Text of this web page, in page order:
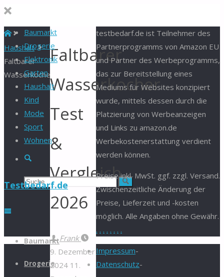
Baumarkt
Drogerie
Elektronik
Garten
Haushalt
Kind
Mode
Sport
Wohnen
Suche
Suchen Suche
Testbedarf.de
Zum
springen
Baumarkt
Drogerie
Start
Haushalt
Faltbarer
Wasserkocher
Faltbarer
Wasserkocher
Test
&
Vergleich
2026
Frank
9. Dezember
2024 11.
testbedarf.de ist Teilnehmer des
Partnerprogramms von Amazon EU
und Partner des Werbeprogramms,
das zur Bereitstellung eines
Mediums für Websites konzipiert
wurde, mittels dessen durch die
Platzierung von Werbeanzeigen
und Links zu amazon.de
Werbekostenerstattung verdient
werden können.
Preise inkl. MwSt. ggf. zzgl. Versand.
Zwischenzeitliche Änderung der
Preise, Lieferzeit und -kosten
möglich. Alle Angaben ohne Gewähr.
. . . . . . . .
Impressum-
Datenschutz-